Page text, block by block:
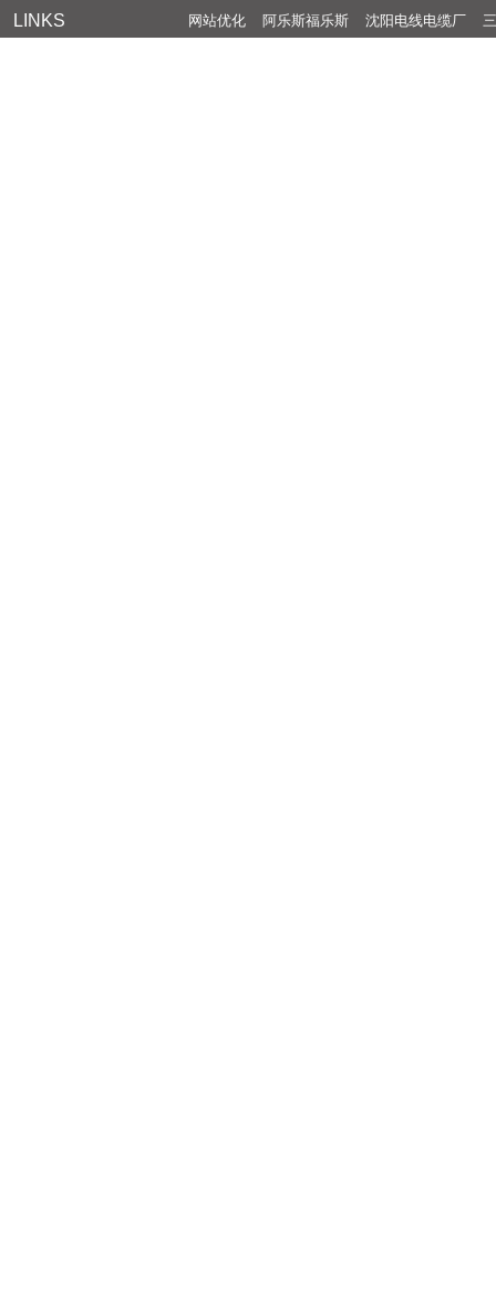
LINKS
网站优化
阿乐斯福乐斯 沈阳电线电缆厂